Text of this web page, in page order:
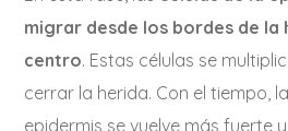
migrar desde los bordes de la
centro. Estas células se
cerrar la herida. Con el tiempo,
epidermis se vuelve más fuerte